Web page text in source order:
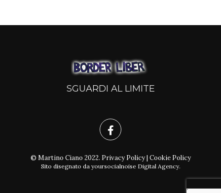
SGUARDI AL LIMITE
© Martino Ciano 2022. Privacy Policy| Cookie Policy
Sito disegnato da yoursocialnoise Digital Agency.